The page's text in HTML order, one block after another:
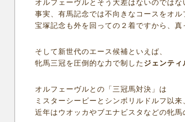
オルフェーヴルとそう大差はないのではな
事実、有馬記念では不向きなコースをオル
宝塚記念も外を回っての２着ですから、
そして新世代のエース候補といえば、
牝馬三冠を圧倒的な力で制した ジェンティ
オルフェーヴルとの「三冠馬対決」は
ミスターシービーとシンボリルドルフ以来
近年はウオッカやブエナビスタなどの牝